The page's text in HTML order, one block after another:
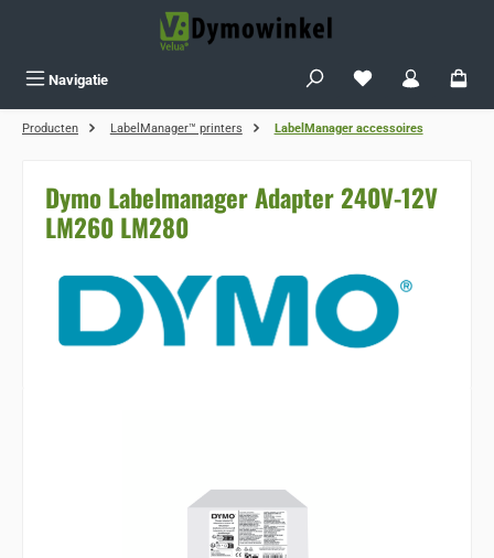
Navigatie Je hebt 0 items op
Producten LabelManager™ printers LabelManager accessoires
Dymo Labelmanager Adapter 240V-12V
LM260 LM280